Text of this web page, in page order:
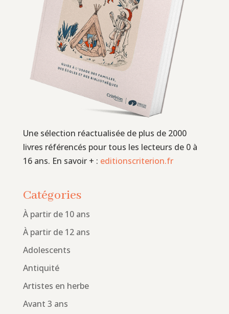
Une sélection réactualisée de plus de 2000
livres référencés pour tous les lecteurs de 0 à
16 ans. En savoir + : editionscriterion.fr
Catégories
À partir de 10 ans
À partir de 12 ans
Adolescents
Antiquité
Artistes en herbe
Avant 3 ans